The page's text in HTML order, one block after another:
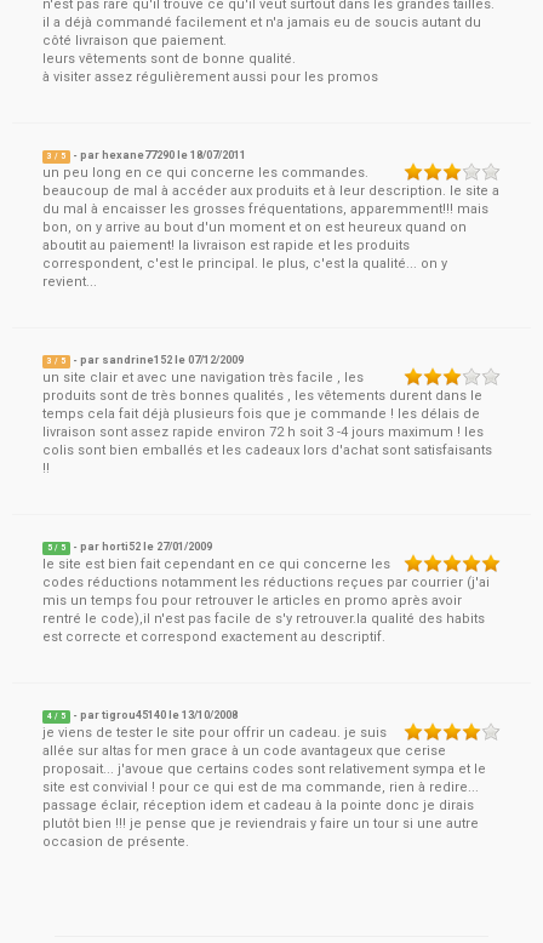
n'est pas rare qu'il trouve ce qu'il veut surtout dans les grandes tailles.
il a déjà commandé facilement et n'a jamais eu de soucis autant du
côté livraison que paiement.
leurs vêtements sont de bonne qualité.
à visiter assez régulièrement aussi pour les promos
3 / 5 - par hexane77290 le18/07/2011
un peu long en ce qui concerne les commandes.
beaucoup de mal à accéder aux produits et à leur description. le site a
du mal à encaisser les grosses fréquentations, apparemment!!! mais
bon, on y arrive au bout d'un moment et on est heureux quand on
aboutit au paiement! la livraison est rapide et les produits
correspondent, c'est le principal. le plus, c'est la qualité... on y
revient...
3 / 5 - par sandrine152 le07/12/2009
un site clair et avec une navigation très facile , les
produits sont de très bonnes qualités , les vêtements durent dans le
temps cela fait déjà plusieurs fois que je commande ! les délais de
livraison sont assez rapide environ 72 h soit 3 -4 jours maximum ! les
colis sont bien emballés et les cadeaux lors d'achat sont satisfaisants
!!
5 / 5 - par horti52 le 27/01/2009
le site est bien fait cependant en ce qui concerne les
codes réductions notamment les réductions reçues par courrier (j'ai
mis un temps fou pour retrouver le articles en promo après avoir
rentré le code),il n'est pas facile de s'y retrouver.la qualité des habits
est correcte et correspond exactement au descriptif.
4 / 5 - partigrou45140 le13/10/2008
je viens de tester le site pour offrir un cadeau. je suis
allée sur altas for men grace à un code avantageux que cerise
proposait... j'avoue que certains codes sont relativement sympa et le
site est convivial ! pour ce qui est de ma commande, rien à redire...
passage éclair, réception idem et cadeau à la pointe donc je dirais
plutôt bien !!! je pense que je reviendrais y faire un tour si une autre
occasion de présente.